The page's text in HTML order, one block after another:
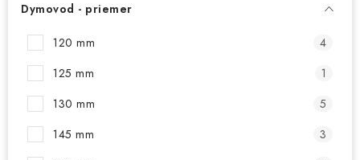
Dymovod - priemer
120 mm
4
125 mm
1
130 mm
5
145 mm
3